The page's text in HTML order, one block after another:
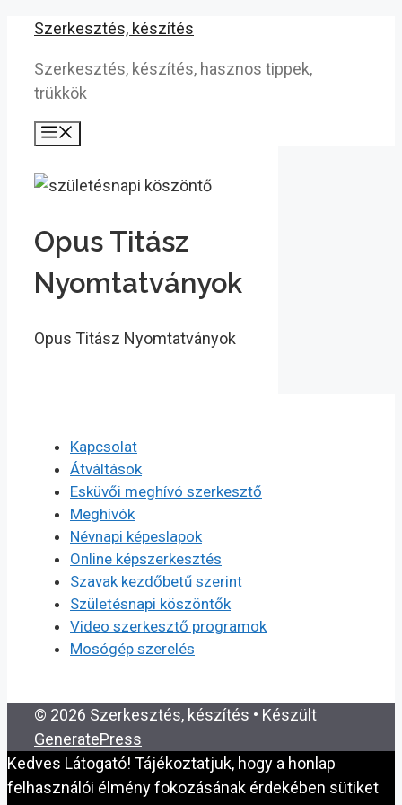
Kilépés
tartalomba
Szerkesztés, készítés
Szerkesztés, készítés, hasznos tippek,
trükkök
Opus Titász
Nyomtatványok
Opus Titász Nyomtatványok
Kapcsolat
Átváltások
Esküvői meghívó szerkesztő
Meghívók
Névnapi képeslapok
Online képszerkesztés
Szavak kezdőbetű szerint
Születésnapi köszöntők
Video szerkesztő programok
Mosógép szerelés
© 2026 Szerkesztés, készítés • Készült
GeneratePress
Kedves Látogató! Tájékoztatjuk, hogy a honlap
felhasználói élmény fokozásának érdekében sütiket